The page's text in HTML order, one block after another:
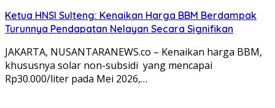
Ketua HNSI Sulteng: Kenaikan Harga BBM Berdampak
Turunnya Pendapatan Nelayan Secara Signifikan
JAKARTA, NUSANTARANEWS.co – Kenaikan harga BBM,
khususnya solar non-subsidi yang mencapai
Rp30.000/liter pada Mei 2026,…